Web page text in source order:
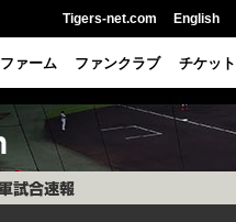
Tigers-net.com English
ファーム ファンクラブ チケット